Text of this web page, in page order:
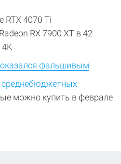
RTX 4070 Ti
RX 7900 XT в 42
4K
оказался фальшивым
можно купить в феврале